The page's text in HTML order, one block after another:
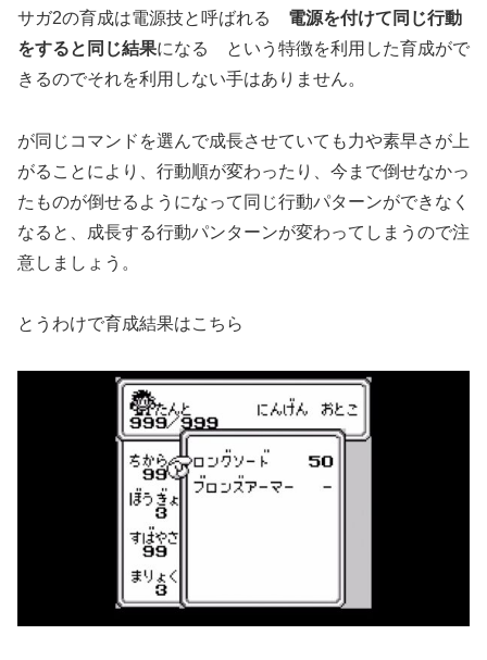
サガ2の育成は電源技と呼ばれる 電源を付けて同じ行動
をすると同じ結果になる という特徴を利用した育成がで
きるのでそれを利用しない手はありません。
が同じコマンドを選んで成長させていても力や素早さが上
がることにより、行動順が変わったり、今まで倒せなかっ
たものが倒せるようになって同じ行動パターンができなく
なると、成長する行動パンターンが変わってしまうので注
意しましょう。
とうわけで育成結果はこちら